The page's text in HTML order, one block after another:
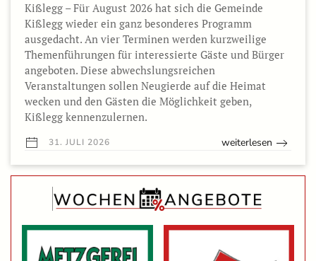
Kißlegg – Für August 2026 hat sich die Gemeinde
Kißlegg wieder ein ganz besonderes Programm
ausgedacht. An vier Terminen werden kurzweilige
Themenführungen für interessierte Gäste und Bürger
angeboten. Diese abwechslungsreichen
Veranstaltungen sollen Neugierde auf die Heimat
wecken und den Gästen die Möglichkeit geben,
Kißlegg kennenzulernen.
31. JULI 2026 weiterlesen